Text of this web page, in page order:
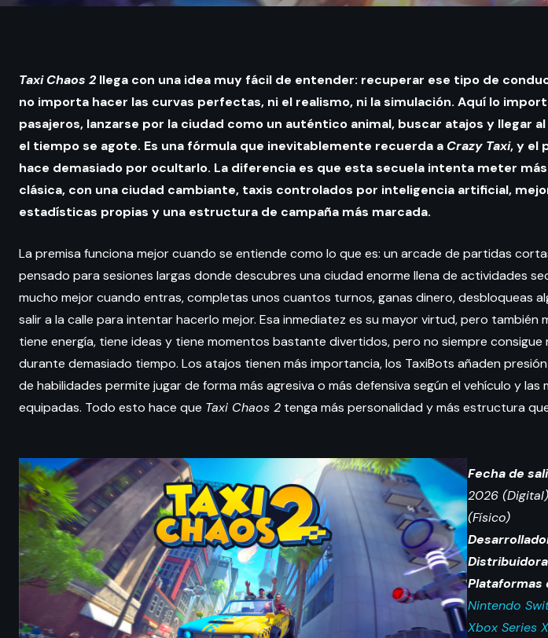
Taxi Chaos 2 llega con una idea muy fácil de entender: recuperar ese tipo de
no importa hacer las curvas perfectas, ni el realismo, ni la simulación. Aquí lo
pasajeros, lanzarse por la ciudad como un auténtico animal, buscar atajos y llegar
el tiempo se agote. Es una fórmula que inevitablemente recuerda a Crazy Taxi, y el
hace demasiado por ocultarlo. La diferencia es que esta secuela intenta meter
clásica, con una ciudad cambiante, taxis controlados por inteligencia artificial,
estadísticas propias y una estructura de campaña más marcada.
La premisa funciona mejor cuando se entiende como lo que es: un arcade de partidas
pensado para sesiones largas donde descubres una ciudad enorme llena de actividades
mucho mejor cuando entras, completas unos cuantos turnos, ganas dinero, desbloqueas
salir a la calle para intentar hacerlo mejor. Esa inmediatez es su mayor virtud, pero también
tiene energía, tiene ideas y tiene momentos bastante divertidos, pero no siempre consigue
durante demasiado tiempo. Los atajos tienen más importancia, los TaxiBots añaden
de habilidades permite jugar de forma más agresiva o más defensiva según el vehículo y las
equipadas. Todo esto hace que Taxi Chaos 2 tenga más personalidad y más estructura
Fecha de
2026
(Físico)
Plataformas
Nintendo
Xbox Series